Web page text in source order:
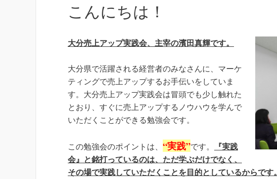
こんにちは！
大分売上アップ実践会、主宰の濱田真輝です。
大分県で活躍される経営者のみなさんに、マーケ
ティングで売上アップするお手伝いをしていま
す。大分売上アップ実践会は冒頭でも少し触れた
とおり、すぐに売上アップするノウハウを学んで
いただくことができる勉強会です。
この勉強会のポイントは、 “実践”です。
『実践
会』と銘打っているのは、ただ学ぶだけでなく、
その場で実践していただくことを目的としているからです。